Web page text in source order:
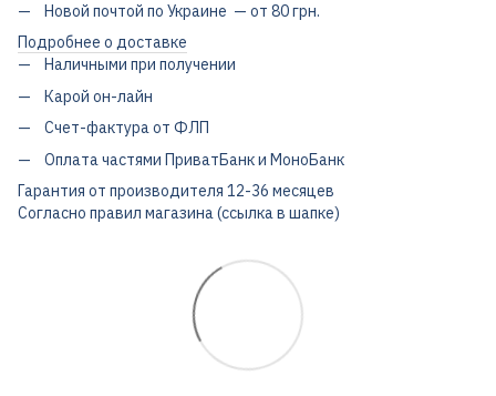
Новой почтой по Украине — от 80 грн.
Подробнее о доставке
Наличными при получении
Карой он-лайн
Счет-фактура от ФЛП
Оплата частями ПриватБанк и МоноБанк
Гарантия от производителя 12-36 месяцев
Согласно правил магазина (ссылка в шапке)